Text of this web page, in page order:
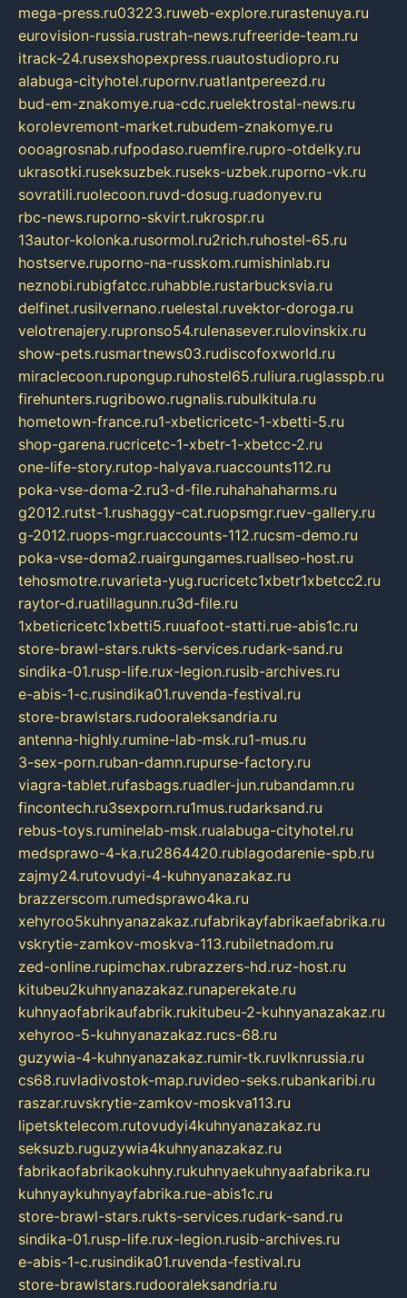
mega-press.ru03223.ruweb-explore.rurastenuya.ru
eurovision-russia.rustrah-news.rufreeride-team.ru
itrack-24.rusexshopexpress.ruautostudiopro.ru
alabuga-cityhotel.rupornv.ruatlantpereezd.ru
bud-em-znakomye.rua-cdc.ruelektrostal-news.ru
korolevremont-market.rubudem-znakomye.ru
oooagrosnab.rufpodaso.ruemfire.rupro-otdelky.ru
ukrasotki.ruseksuzbek.ruseks-uzbek.ruporno-vk.ru
sovratili.ruolecoon.ruvd-dosug.ruadonyev.ru
rbc-news.ruporno-skvirt.rukrospr.ru
13autor-kolonka.rusormol.ru2rich.ruhostel-65.ru
hostserve.ruporno-na-russkom.rumishinlab.ru
neznobi.rubigfatcc.ruhabble.rustarbucksvia.ru
delfinet.rusilvernano.ruelestal.ruvektor-doroga.ru
velotrenajery.rupronso54.rulenasever.rulovinskix.ru
show-pets.rusmartnews03.rudiscofoxworld.ru
miraclecoon.rupongup.ruhostel65.ruliura.ruglasspb.ru
firehunters.rugribowo.rugnalis.rubulkitula.ru
hometown-france.ru1-xbeticricetc-1-xbetti-5.ru
shop-garena.rucricetc-1-xbetr-1-xbetcc-2.ru
one-life-story.rutop-halyava.ruaccounts112.ru
poka-vse-doma-2.ru3-d-file.ruhahahaharms.ru
g2012.rutst-1.rushaggy-cat.ruopsmgr.ruev-gallery.ru
g-2012.ruops-mgr.ruaccounts-112.rucsm-demo.ru
poka-vse-doma2.ruairgungames.ruallseo-host.ru
tehosmotre.ruvarieta-yug.rucricetc1xbetr1xbetcc2.ru
raytor-d.ruatillagunn.ru3d-file.ru
1xbeticricetc1xbetti5.ruuafoot-statti.rue-abis1c.ru
store-brawl-stars.rukts-services.rudark-sand.ru
sindika-01.rusp-life.rux-legion.rusib-archives.ru
e-abis-1-c.rusindika01.ruvenda-festival.ru
store-brawlstars.rudooraleksandria.ru
antenna-highly.rumine-lab-msk.ru1-mus.ru
3-sex-porn.ruban-damn.rupurse-factory.ru
viagra-tablet.rufasbags.ruadler-jun.rubandamn.ru
fincontech.ru3sexporn.ru1mus.rudarksand.ru
rebus-toys.ruminelab-msk.rualabuga-cityhotel.ru
medsprawo-4-ka.ru2864420.rublagodarenie-spb.ru
zajmy24.rutovudyi-4-kuhnyanazakaz.ru
brazzerscom.rumedsprawo4ka.ru
xehyroo5kuhnyanazakaz.rufabrikayfabrikaefabrika.ru
vskrytie-zamkov-moskva-113.rubiletnadom.ru
zed-online.rupimchax.rubrazzers-hd.ruz-host.ru
kitubeu2kuhnyanazakaz.runaperekate.ru
kuhnyaofabrikaufabrik.rukitubeu-2-kuhnyanazakaz.ru
xehyroo-5-kuhnyanazakaz.rucs-68.ru
guzywia-4-kuhnyanazakaz.rumir-tk.ruvlknrussia.ru
cs68.ruvladivostok-map.ruvideo-seks.rubankaribi.ru
raszar.ruvskrytie-zamkov-moskva113.ru
lipetsktelecom.rutovudyi4kuhnyanazakaz.ru
seksuzb.ruguzywia4kuhnyanazakaz.ru
fabrikaofabrikaokuhny.rukuhnyaekuhnyaafabrika.ru
kuhnyaykuhnyayfabrika.rue-abis1c.ru
store-brawl-stars.rukts-services.rudark-sand.ru
sindika-01.rusp-life.rux-legion.rusib-archives.ru
e-abis-1-c.rusindika01.ruvenda-festival.ru
store-brawlstars.rudooraleksandria.ru